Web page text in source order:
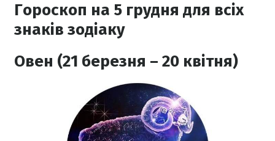
Гороскоп на 5 грудня для всіх
знаків зодіаку
Овен (21 березня – 20 квітня)